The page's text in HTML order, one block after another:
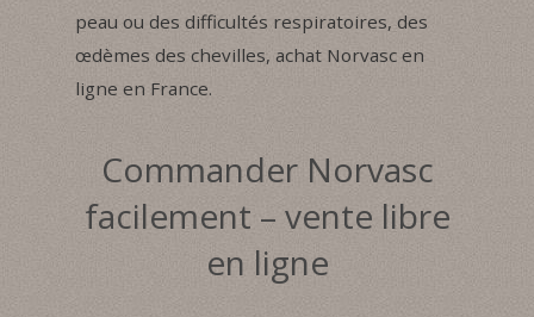
peau ou des difficultés respiratoires, des
œdèmes des chevilles, achat Norvasc en
ligne en France.
Commander Norvasc
facilement – vente libre
en ligne